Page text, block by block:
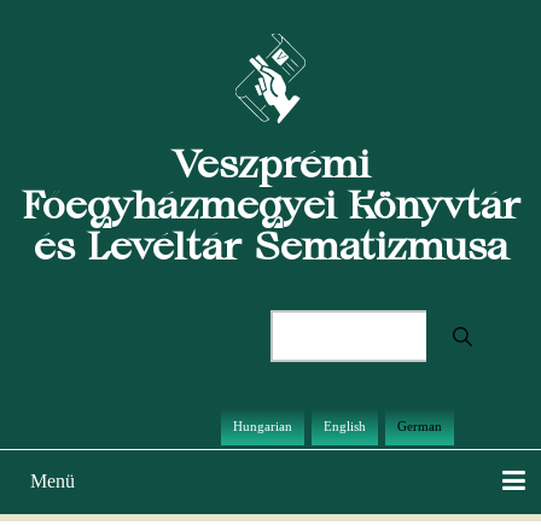
Veszprémi
Főegyházmegyei Könyvtár
és Levéltár Sematizmusa
Hungarian English German
Hauptnavigation
Menü